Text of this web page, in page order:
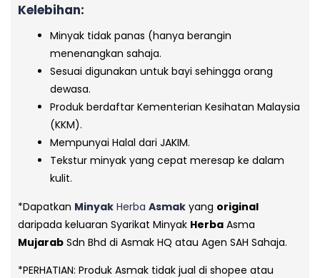
Kelebihan:
Minyak tidak panas (hanya berangin
menenangkan sahaja.
Sesuai digunakan untuk bayi sehingga orang
dewasa.
Produk berdaftar Kementerian Kesihatan Malaysia
(KKM).
Mempunyai Halal dari JAKIM.
Tekstur minyak yang cepat meresap ke dalam
kulit.
*Dapatkan Minyak Herba Asmak yang original
daripada keluaran Syarikat Minyak Herba Asma
Mujarab Sdn Bhd di Asmak HQ atau Agen SAH Sahaja.
*PERHATIAN: Produk Asmak tidak jual di shopee atau